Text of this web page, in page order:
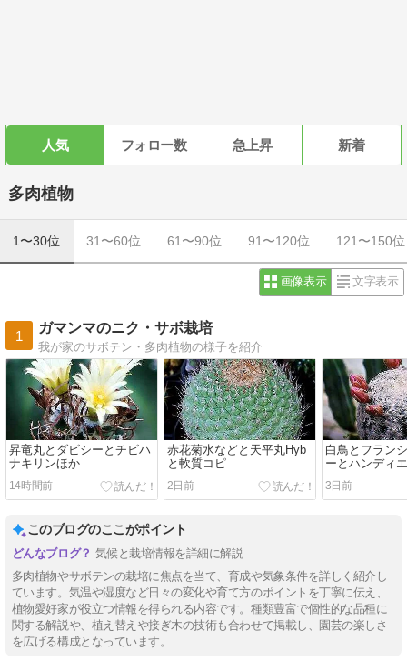
人気 フォロー数 急上昇 新着
多肉植物
1〜30位 31〜60位 61〜90位 91〜120位 121〜150位
画像表示 文字表示
1
ガマンマのニク・サボ栽培
我が家のサボテン・多肉植物の様子を紹介
昇竜丸とダビシーとチビハ
ナキリンほか
14時間前
赤花菊水などと天平丸Hyb
と軟質コピ
2日前
白鳥とフラン
ーとハンディ
3日前
このブログのここがポイント
気候と栽培情報を詳細に解説
多肉植物やサボテンの栽培に焦点を当て、育成や気象条件を詳しく紹介し
ています。気温や湿度など日々の変化や育て方のポイントを丁寧に伝え、
植物愛好家が役立つ情報を得られる内容です。種類豊富で個性的な品種に
関する解説や、植え替えや接ぎ木の技術も合わせて掲載し、園芸の楽しさ
を広げる構成となっています。